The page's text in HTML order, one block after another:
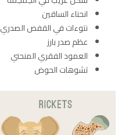
انحناء الساقين
نتوءات في القفص الصدري
عظم صدر بارز
العمود الفقري المنحني
تشوهات الحوض